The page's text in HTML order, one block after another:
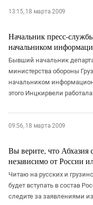
13:15, 18 марта 2009
Начальник пресс-
начальником
Бывший начальник
министерства обороны
начальником
этого Инцкирвели
09:56, 18 марта 2009
Вы верите, что Абхазия
независимо от России
Читаю на русских и
будет вступать в состав
следите за заявлениями